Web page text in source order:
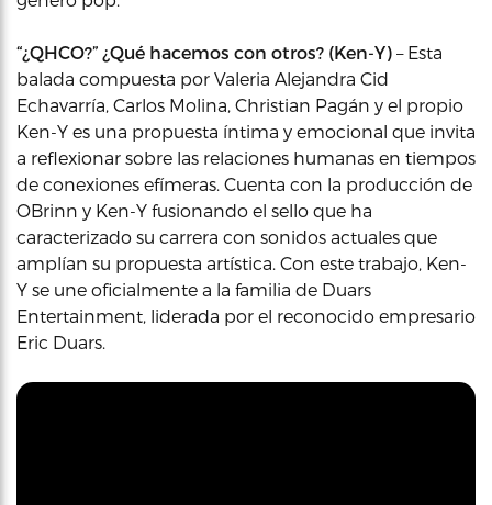
“¿QHCO?” ¿Qué hacemos con otros? (Ken-Y) – Esta
balada compuesta por Valeria Alejandra Cid
Echavarría, Carlos Molina, Christian Pagán y el propio
Ken-Y es una propuesta íntima y emocional que invita
a reflexionar sobre las relaciones humanas en tiempos
de conexiones efímeras. Cuenta con la producción de
OBrinn y Ken-Y fusionando el sello que ha
caracterizado su carrera con sonidos actuales que
amplían su propuesta artística. Con este trabajo, Ken-
Y se une oficialmente a la familia de Duars
Entertainment, liderada por el reconocido empresario
Eric Duars.